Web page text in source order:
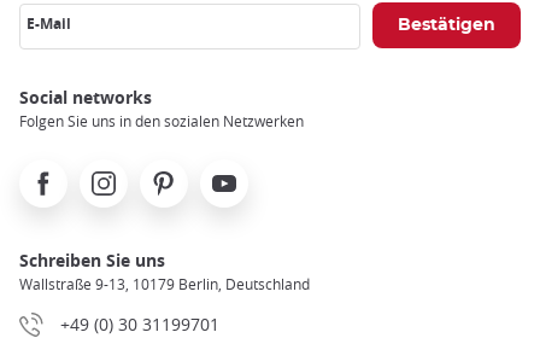
E-Mail
Social networks
Folgen Sie uns in den sozialen Netzwerken
FacebookInstagramPinterest Youtube
Schreiben Sie uns
Wallstraße 9-13, 10179 Berlin, Deutschland
+49 (0) 30 31199701